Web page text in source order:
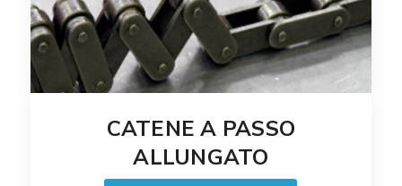
CATENE A PASSO
ALLUNGATO